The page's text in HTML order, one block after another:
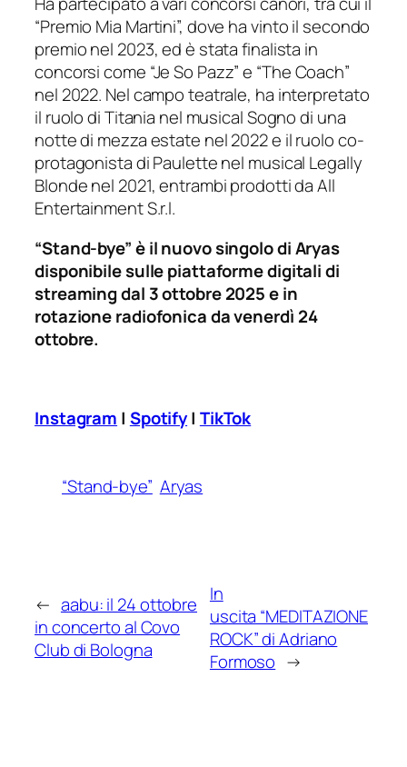
“Premio Mia Martini”, dove ha vinto il secondo
premio nel 2023, ed è stata finalista in
concorsi come “Je So Pazz” e “The Coach”
nel 2022. Nel campo teatrale, ha interpretato
il ruolo di Titania nel musical Sogno di una
notte di mezza estate nel 2022 e il ruolo co-
protagonista di Paulette nel musical Legally
Blonde nel 2021, entrambi prodotti da All
Entertainment S.r.l.
“Stand-bye” è il nuovo singolo di Aryas
disponibile sulle piattaforme digitali di
streaming dal 3 ottobre 2025 e in
rotazione radiofonica da venerdì 24
ottobre.
Instagram | Spotify| TikTok
“Stand-bye” Aryas
← aabu: il 24 ottobre
in concerto al Covo
Club di Bologna
In
uscita “MEDITAZIONE
ROCK” di Adriano
Formoso →